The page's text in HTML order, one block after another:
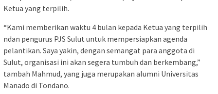
Ketua yang terpilih.
“Kami memberikan waktu 4 bulan kepada Ketua yang terpilih
ndan pengurus PJS Sulut untuk mempersiapkan agenda
pelantikan. Saya yakin, dengan semangat para anggota di
Sulut, organisasi ini akan segera tumbuh dan berkembang,”
tambah Mahmud, yang juga merupakan alumni Universitas
Manado di Tondano.